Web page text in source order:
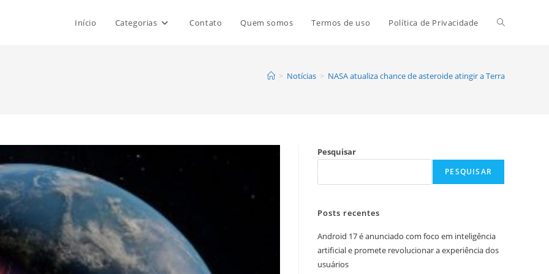
Início Categorias Contato Quem somos Termos de uso Política de Privacidade Alternar
site
> Notícias > NASA atualiza chance de asteroide atingir a Terra
Pesquisar
PESQUISAR
Posts recentes
Android 17 é anunciado com foco em inteligência
artificial e promete revolucionar a experiência dos
usuários